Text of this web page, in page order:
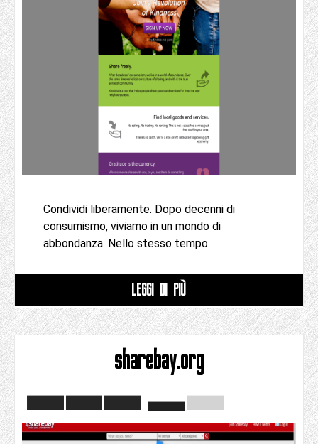
Condividi liberamente. Dopo decenni di
consumismo, viviamo in un mondo di
abbondanza. Nello stesso tempo
LEGGI DI PIÙ
sharebay.org